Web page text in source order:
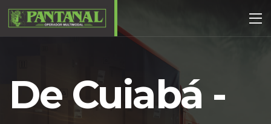
De Cuiabá -